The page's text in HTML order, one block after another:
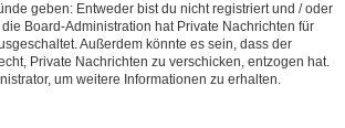
geben: Entweder bist du nicht registriert und / oder
Board-Administration hat Private Nachrichten für
Außerdem könnte es sein, dass der
Private Nachrichten zu verschicken, entzogen hat.
um weitere Informationen zu erhalten.